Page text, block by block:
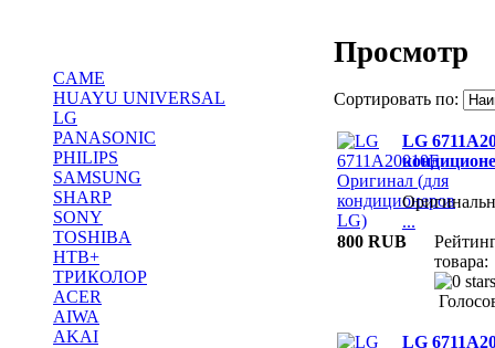
CAME
HUAYU UNIVERSAL
LG
PANASONIC
PHILIPS
SAMSUNG
SHARP
SONY
TOSHIBA
НТВ+
ТРИКОЛОР
ACER
AIWA
AKAI
Просмотр
Сортировать по:
LG
...
800 RUB
товара:
LG